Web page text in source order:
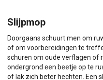
Slijpmop
Doorgaans schuurt men om
of om voorbereidingen te
schuren om oude verflagen of
ondergrond een beetje op te
of lak zich beter hechten. Een